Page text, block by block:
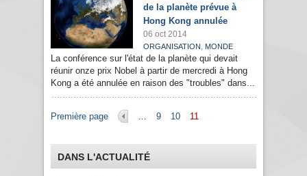
de la planète prévue à
Hong Kong annulée
06 oct 2014
ORGANISATION , MONDE
La conférence sur l'état de la planète qui devait
réunir onze prix Nobel à partir de mercredi à Hong
Kong a été annulée en raison des "troubles" dans...
Pages
Première page … 9 10 11
DANS L'ACTUALITÉ